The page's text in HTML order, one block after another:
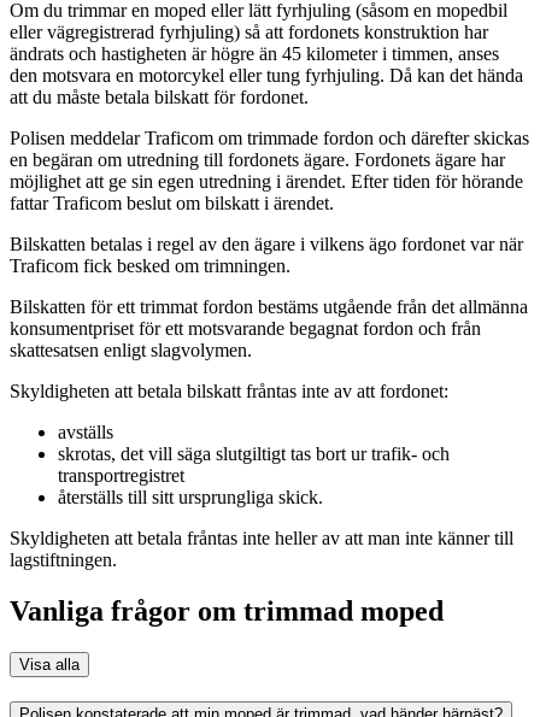
Om du trimmar en moped eller lätt fyrhjuling (såsom en mopedbil
eller vägregistrerad fyrhjuling) så att fordonets konstruktion har
ändrats och hastigheten är högre än 45 kilometer i timmen, anses
den motsvara en motorcykel eller tung fyrhjuling. Då kan det hända
att du måste betala bilskatt för fordonet.
Polisen meddelar Traficom om trimmade fordon och därefter skickas
en begäran om utredning till fordonets ägare. Fordonets ägare har
möjlighet att ge sin egen utredning i ärendet. Efter tiden för hörande
fattar Traficom beslut om bilskatt i ärendet.
Bilskatten betalas i regel av den ägare i vilkens ägo fordonet var när
Traficom fick besked om trimningen.
Bilskatten för ett trimmat fordon bestäms utgående från det allmänna
konsumentpriset för ett motsvarande begagnat fordon och från
skattesatsen enligt slagvolymen.
Skyldigheten att betala bilskatt fråntas inte av att fordonet:
avställs
skrotas, det vill säga slutgiltigt tas bort ur trafik- och
transportregistret
återställs till sitt ursprungliga skick.
Skyldigheten att betala fråntas inte heller av att man inte känner till
lagstiftningen.
Vanliga frågor om trimmad moped
Visa alla